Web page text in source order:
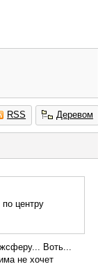
RSS Деревом
центру
Воть...
не хочет